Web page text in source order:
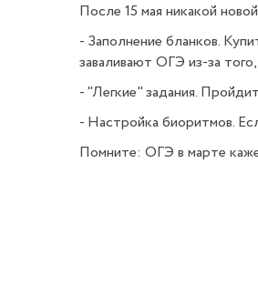
После 15 мая никакой
- Заполнение бланков.
заваливают ОГЭ из-за
- "Легкие" задания.
- Настройка биоритмов.
Помните: ОГЭ в марте